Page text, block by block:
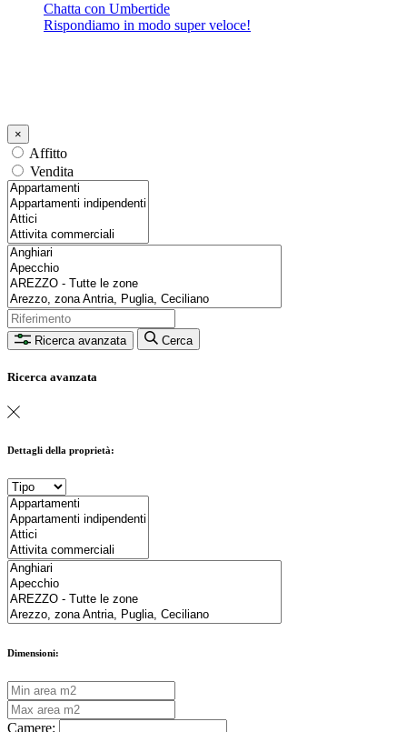
Chatta con Umbertide
Rispondiamo in modo super veloce!
×
Affitto
Vendita
Ricerca avanzata Cerca
Ricerca avanzata
Dettagli della proprietà:
Dimensioni:
Camere: